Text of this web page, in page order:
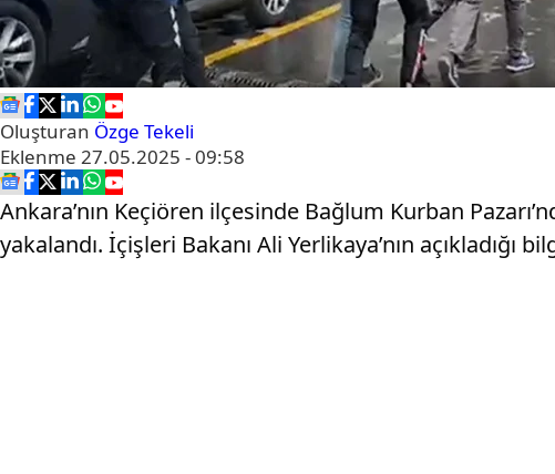
Oluşturan Özge Tekeli
Eklenme 27.05.2025 - 09:58
Ankara’nın Keçiören ilçesinde Bağlum Kurban
yakalandı. İçişleri Bakanı Ali Yerlikaya’nın açıkladığı